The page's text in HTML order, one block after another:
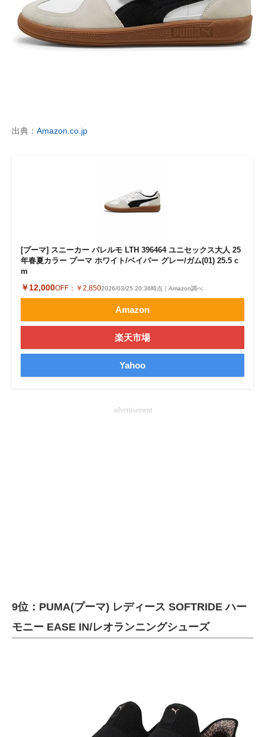
企業ITのトレンドを詳説
経営リーダーのコミュニティ
モノづくり技術者専門サイト
電子設計の基本と応用
建設×テクノロジーの最前線
ちょっと気になるネットの話題
出典： Amazon.co.jp
[プーマ] スニーカー パレルモ LTH 396464 ユニセックス大人 25
年春夏カラー プーマ ホワイト/ベイパー グレー/ガム(01) 25.5 c
m
￥12,000OFF： ￥2,8502026/03/25 20:36時点｜Amazon調べ
Amazon
楽天市場
Yahoo
advertisement
9位：PUMA(プーマ) レディース SOFTRIDE ハー
モニー EASE IN/レオランニングシューズ